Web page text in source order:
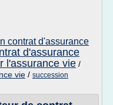
contrat d'assurance
d'assurance
l'assurance vie /
vie / succession